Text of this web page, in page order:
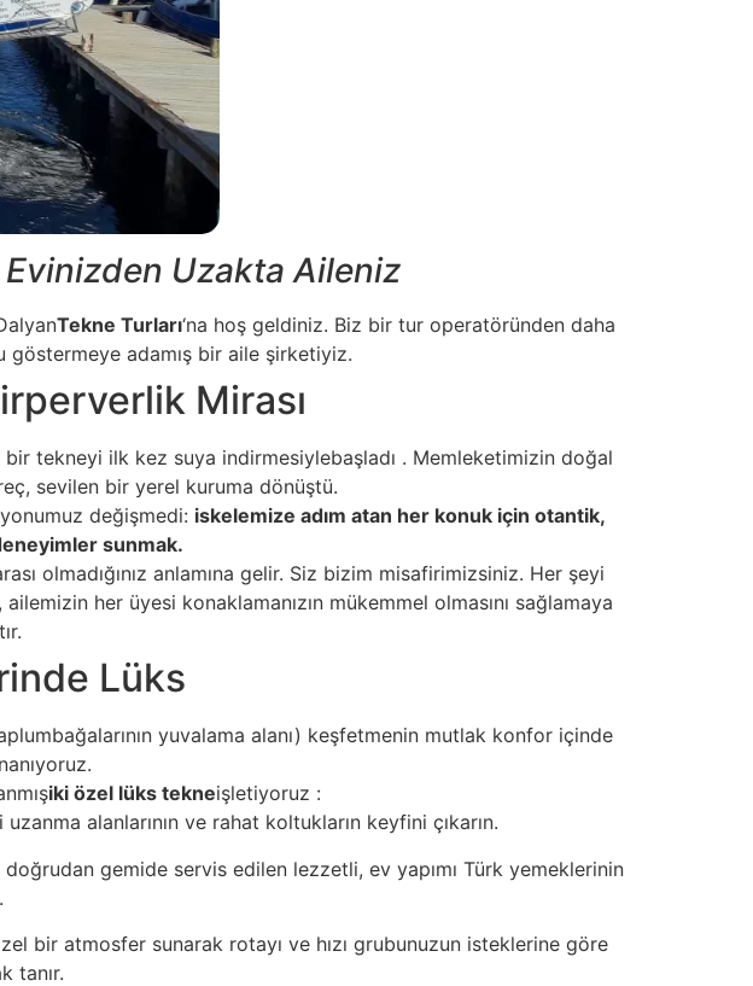
Evinizden Uzakta Aileniz
Tekne Turları‘na hoş geldiniz. Biz bir tur operatöründen daha
göstermeye adamış bir aile şirketiyiz.
Mirası
bir tekneyi ilk kez suya indirmesiylebaşladı . Memleketimizin doğal
sevilen bir yerel kuruma dönüştü.
değişmedi: iskelemize adım atan her konuk için otantik,
sunmak.
olmadığınız anlamına gelir. Siz bizim misafirimizsiniz. Her şeyi
her üyesi konaklamanızın mükemmel olmasını sağlamaya
Lüks
yuvalama alanı) keşfetmenin mutlak konfor içinde
iki özel lüks tekneişletiyoruz :
alanlarının ve rahat koltukların keyfini çıkarın.
gemide servis edilen lezzetli, ev yapımı Türk yemeklerinin
bir atmosfer sunarak rotayı ve hızı grubunuzun isteklerine göre
tanır.